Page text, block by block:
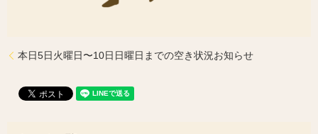
本日5日火曜日〜10日日曜日までの空き状況お知らせ